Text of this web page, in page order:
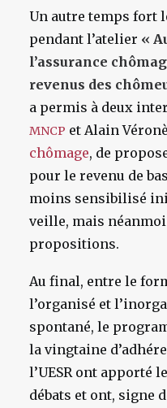
Un autre temps fort
pendant l’atelier «
l’assurance
revenus des
a permis à deux
MNCP et Alain
chômage, de
pour le revenu de
moins sensibilisé
veille, mais
propositions.
Au final, entre le
l’organisé et
spontané, le
la vingtaine
l’UESR ont apporté
débats et ont, signe